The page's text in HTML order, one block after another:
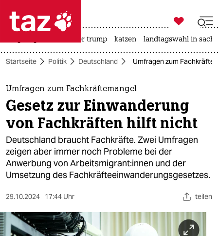
 taz zahl ich
taz zahl ich
themen
politik
öko
gesellschaft
kultur
sport
berlin

taz zahl ich
usa unter trump katzen landtagswahl in
Startseite Politik Deutschland Umfragen zum
Umfragen zum Fachkräftemangel
Gesetz zur Einwanderung
von Fachkräften hilft nicht
Deutschland braucht Fachkräfte. Zwei Umfragen
zeigen aber immer noch Probleme bei der
Anwerbung von Ar­beits­mi­gran­t:in­nen und der
Umsetzung des Fachkräfteeinwanderungsgesetzes.
29.10.2024 17:44 Uhr teilen